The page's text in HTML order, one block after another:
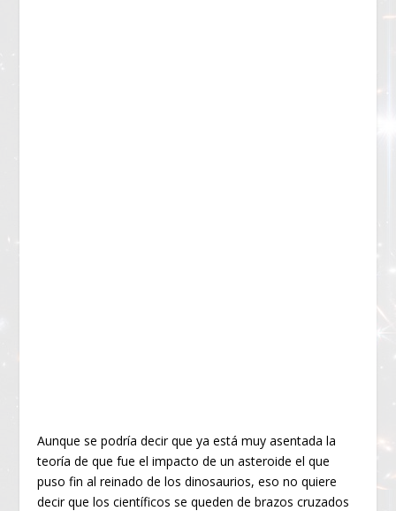
Aunque se podría decir que ya está muy asentada la
teoría de que fue el impacto de un asteroide el que
puso fin al reinado de los dinosaurios, eso no quiere
decir que los científicos se queden de brazos cruzados